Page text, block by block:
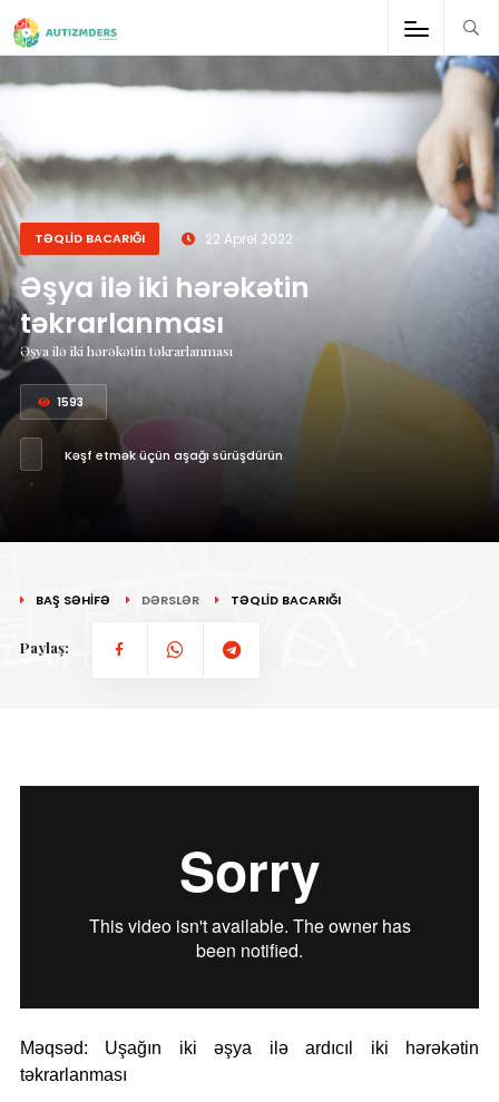
TƏQLİD BACARIĞI 22 Aprel 2022
Əşya ilə iki hərəkətin
təkrarlanması
Əşya ilə iki hərəkətin təkrarlanması
1593
Kəşf etmək üçün aşağı sürüşdürün
BAŞ SƏHİFƏ DƏRSLƏR TƏQLİD BACARIĞI
Paylaş:
Məqsəd: Uşağın iki əşya ilə ardıcıl iki hərəkətin
təkrarlanması